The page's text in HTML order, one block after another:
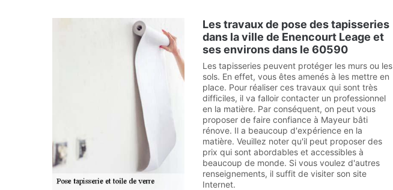
Les travaux de pose des tapisseries
dans la ville de Enencourt Leage et
ses environs dans le 60590
Les tapisseries peuvent protéger les murs ou les
sols. En effet, vous êtes amenés à les mettre en
place. Pour réaliser ces travaux qui sont très
difficiles, il va falloir contacter un professionnel
en la matière. Par conséquent, on peut vous
proposer de faire confiance à Mayeur bâti
rénove. Il a beaucoup d'expérience en la
matière. Veuillez noter qu'il peut proposer des
prix qui sont abordables et accessibles à
beaucoup de monde. Si vous voulez d'autres
renseignements, il suffit de visiter son site
Internet.